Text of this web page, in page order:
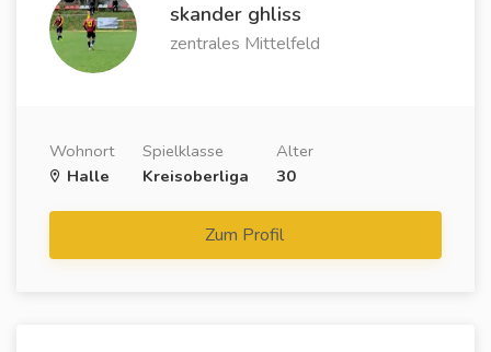
skander ghliss
zentrales Mittelfeld
Wohnort
Halle
Spielklasse
Kreisoberliga
Alter
30
Zum Profil